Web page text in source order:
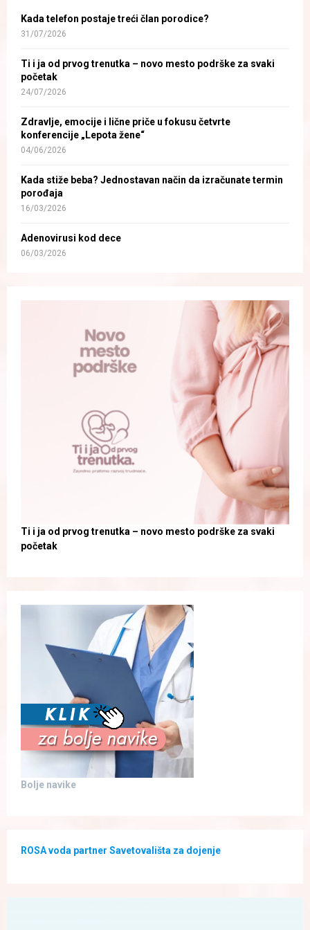
Kada telefon postaje treći član porodice?
31/07/2026
Ti i ja od prvog trenutka – novo mesto podrške za svaki
početak
24/07/2026
Zdravlje, emocije i lične priče u fokusu četvrte
konferencije „Lepota žene“
04/06/2026
Kada stiže beba? Jednostavan način da izračunate termin
porođaja
16/03/2026
Adenovirusi kod dece
06/03/2026
Ti i ja od prvog trenutka – novo mesto podrške za svaki
početak
Bolje navike
ROSA voda partner Savetovališta za dojenje